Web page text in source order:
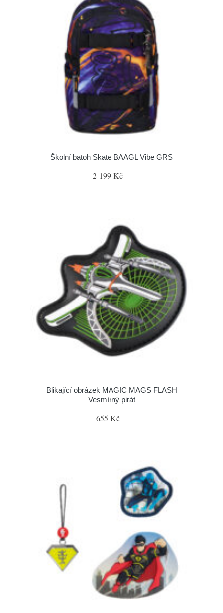
Školní batoh Skate BAAGL Vibe GRS
2 199 Kč
Blikající obrázek MAGIC MAGS FLASH
Vesmírný pirát
655 Kč